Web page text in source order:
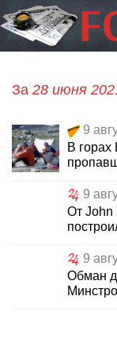
За 28 июня
9
В горах
9
От John
9
Обман